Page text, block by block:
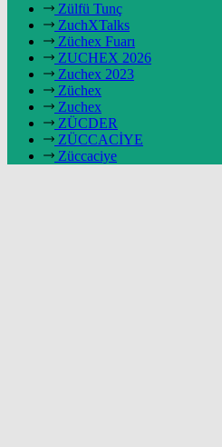
Zülfü Tunç
ZuchXTalks
Züchex Fuarı
ZUCHEX 2026
Zuchex 2023
Züchex
Zuchex
ZÜCDER
ZÜCCACİYE
Züccaciye